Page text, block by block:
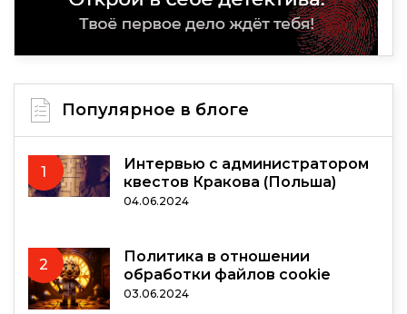
Популярное в блоге
1
Интервью с администратором
квестов Кракова (Польша)
04.06.2024
2
Политика в отношении
обработки файлов cookie
03.06.2024